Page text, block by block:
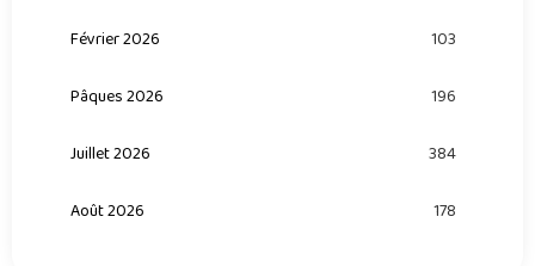
Février 2026 103
Pâques 2026 196
Juillet 2026 384
Août 2026 178